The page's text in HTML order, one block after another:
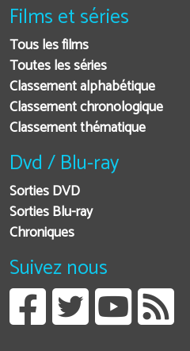
Films et séries
Tous les films
Toutes les séries
Classement alphabétique
Classement chronologique
Classement thématique
Dvd / Blu-ray
Sorties DVD
Sorties Blu-ray
Chroniques
Suivez nous